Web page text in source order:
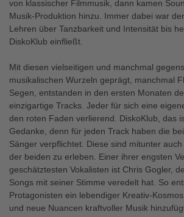
von klassischer Filmmusik, dann kamen
Musik-Produktion hinzu. Immer dabei war
Lehren über Tanzbarkeit und Intensität bis
DiskoKlub einfließt.
Mit diesen vielseitigen und manchmal
musikalischen Wurzeln geprägt, manchmal
Segen, entstanden in den ersten Monaten
einzigartige Tracks. Jeder für sich eine
den roten Faden verlierend. DiskoKlub, das
Gedanke, denn für jeden Track haben die
Sänger verpflichtet. Diese sind mitunter
der beiden zu erleben. Einer ihrer engsten
geschätztesten Vokalisten ist Chris Gogler,
Songs mit seiner Stimme veredelt hat. So
Protagonisten ein lebendiger Kreativ-
und neue Nuancen kraftvoller Musik